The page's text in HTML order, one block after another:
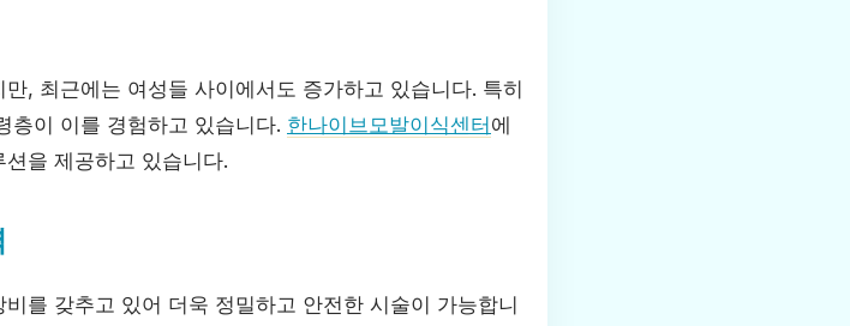
, 최근에는 여성들 사이에서도 증가하고 있습니다. 특히
층이 이를 경험하고 있습니다. 한나이브모발이식센터에
을 제공하고 있습니다.
를 갖추고 있어 더욱 정밀하고 안전한 시술이 가능합니